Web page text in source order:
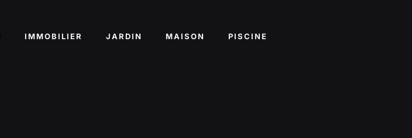
IMMOBILIER JARDIN MAISON PISCINE